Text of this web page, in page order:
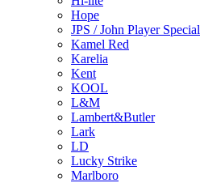
Hope
JPS / John Player Special
Kamel Red
Karelia
Kent
KOOL
L&M
Lambert&Butler
Lark
LD
Lucky Strike
Marlboro